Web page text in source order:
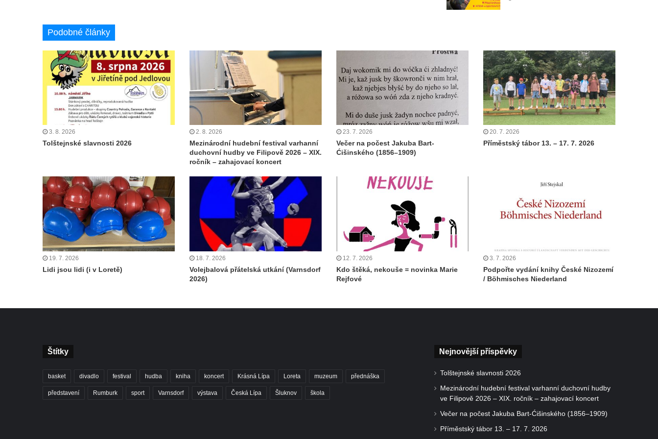
Podobné články
3. 8. 2026
Tolštejnské slavnosti 2026
2. 8. 2026
Mezinárodní hudební festival varhanní
duchovní hudby ve Filipově 2026 – XIX.
ročník – zahajovací koncert
23. 7. 2026
Večer na počest Jakuba Bart-
Ćišinského (1856–1909)
20. 7. 2026
Příměstský tábor 13. – 17. 7. 2026
19. 7. 2026
Lidi jsou lidi (i v Loretě)
18. 7. 2026
Volejbalová přátelská utkání (Varnsdorf
2026)
12. 7. 2026
Kdo štěká, nekouše = novinka Marie
Rejfové
3. 7. 2026
Podpořte vydání knihy České Nizozemí
/ Böhmisches Niederland
Štítky
basket divadlo festival hudba kniha koncert Krásná Lípa Loreta muzeum přednáška
představení Rumburk sport Varnsdorf výstava Česká Lípa Šluknov škola
Nejnovější příspěvky
Tolštejnské slavnosti 2026
Mezinárodní hudební festival varhanní duchovní hudby
ve Filipově 2026 – XIX. ročník – zahajovací koncert
Večer na počest Jakuba Bart-Ćišinského (1856–1909)
Příměstský tábor 13. – 17. 7. 2026